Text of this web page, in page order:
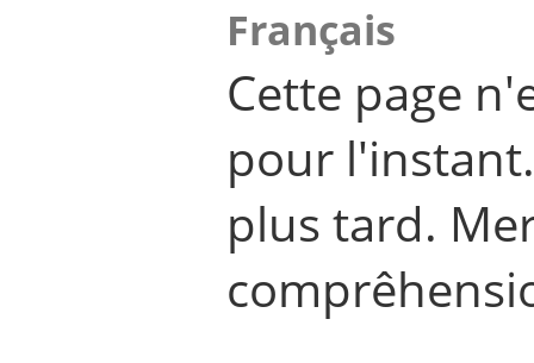
Français
Cette page
pour
plus tard.